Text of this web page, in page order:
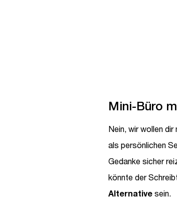
Mini-Büro
Nein, wir wollen
als persönlichen
Gedanke sicher
könnte der
Alternativesein.